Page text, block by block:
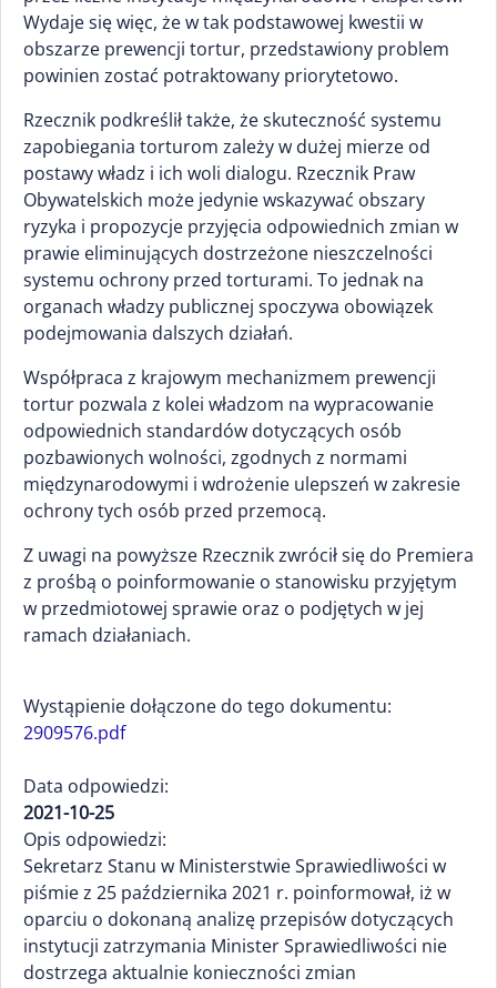
Wydaje się więc, że w tak podstawowej kwestii w
obszarze prewencji tortur, przedstawiony problem
powinien zostać potraktowany priorytetowo.
Rzecznik podkreślił także, że skuteczność systemu
zapobiegania torturom zależy w dużej mierze od
postawy władz i ich woli dialogu. Rzecznik Praw
Obywatelskich może jedynie wskazywać obszary
ryzyka i propozycje przyjęcia odpowiednich zmian w
prawie eliminujących dostrzeżone nieszczelności
systemu ochrony przed torturami. To jednak na
organach władzy publicznej spoczywa obowiązek
podejmowania dalszych działań.
Współpraca z krajowym mechanizmem prewencji
tortur pozwala z kolei władzom na wypracowanie
odpowiednich standardów dotyczących osób
pozbawionych wolności, zgodnych z normami
międzynarodowymi i wdrożenie ulepszeń w zakresie
ochrony tych osób przed przemocą.
Z uwagi na powyższe Rzecznik zwrócił się do Premiera
z prośbą o poinformowanie o stanowisku przyjętym
w przedmiotowej sprawie oraz o podjętych w jej
ramach działaniach.
Wystąpienie dołączone do tego dokumentu:
2909576.pdf
Data odpowiedzi:
2021-10-25
Opis odpowiedzi:
Sekretarz Stanu w Ministerstwie Sprawiedliwości w
piśmie z 25 października 2021 r. poinformował, iż w
oparciu o dokonaną analizę przepisów dotyczących
instytucji zatrzymania Minister Sprawiedliwości nie
dostrzega aktualnie konieczności zmian